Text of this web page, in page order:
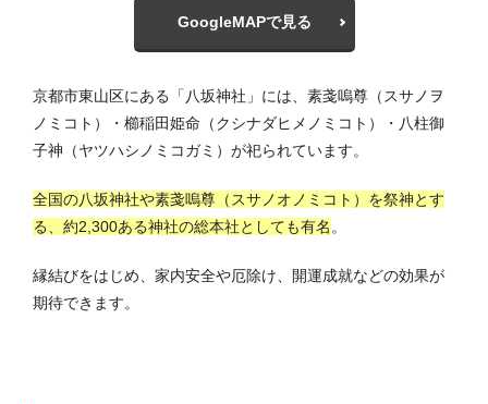
GoogleMAPで見る
京都市東山区にある「八坂神社」には、素戔嗚尊（スサノヲ
ノミコト）・櫛稲田姫命（クシナダヒメノミコト）・八柱御
子神（ヤツハシノミコガミ）が祀られています。
全国の八坂神社や素戔嗚尊（スサノオノミコト）を祭神とす
る、約2,300ある神社の総本社としても有名 。
縁結びをはじめ、家内安全や厄除け、開運成就などの効果が
期待できます。